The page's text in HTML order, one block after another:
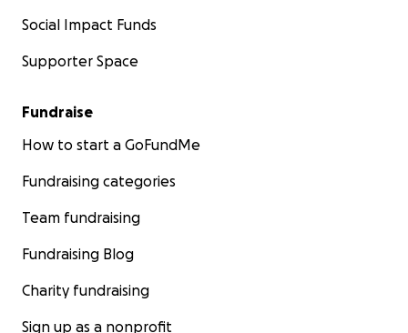
Social Impact Funds
Supporter Space
Fundraise
How to start a GoFundMe
Fundraising categories
Team fundraising
Fundraising Blog
Charity fundraising
Sign up as a nonprofit